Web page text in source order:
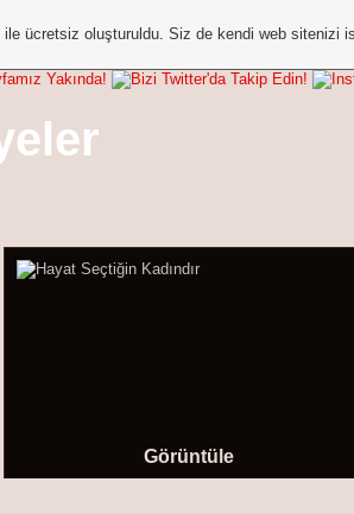
Görüntüle
ile ücretsiz oluşturuldu. Siz de kendi web sitenizi